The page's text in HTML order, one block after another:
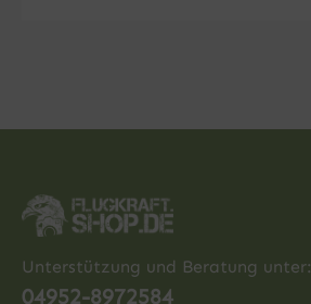
Unterstützung und Beratung unter:
04952-8972584